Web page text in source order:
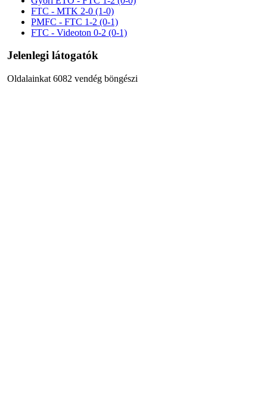
FTC - MTK 2-0 (1-0)
PMFC - FTC 1-2 (0-1)
FTC - Videoton 0-2 (0-1)
Jelenlegi látogatók
Oldalainkat 6082 vendég böngészi